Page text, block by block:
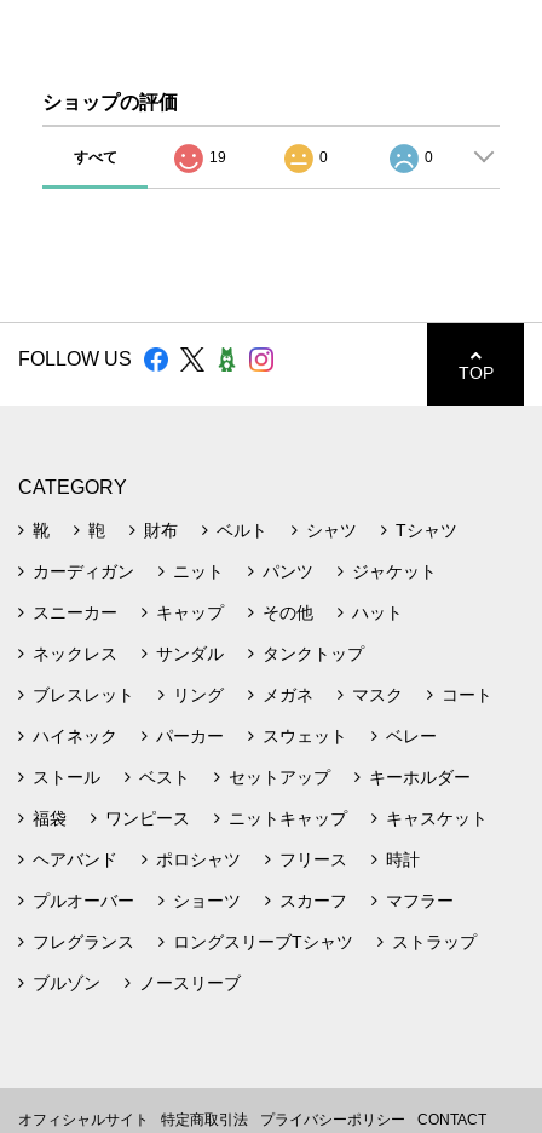
ショップの評価
すべて 19 0 0
FOLLOW US
TOP
CATEGORY
靴 鞄 財布 ベルト シャツ Tシャツ
カーディガン ニット パンツ ジャケット
スニーカー キャップ その他 ハット
ネックレス サンダル タンクトップ
ブレスレット リング メガネ マスク コート
ハイネック パーカー スウェット ベレー
ストール ベスト セットアップ キーホルダー
福袋 ワンピース ニットキャップ キャスケット
ヘアバンド ポロシャツ フリース 時計
プルオーバー ショーツ スカーフ マフラー
フレグランス ロングスリーブTシャツ ストラップ
ブルゾン ノースリーブ
オフィシャルサイト 特定商取引法 プライバシーポリシー CONTACT